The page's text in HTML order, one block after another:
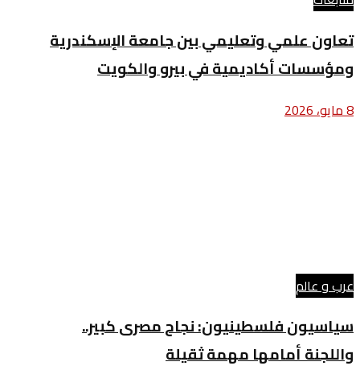
تعاون علمي وتعليمي بين جامعة الإسكندرية
ومؤسسات أكاديمية في بيرو والكويت
8 مايو، 2026
عرب و عالم
سياسيون فلسطينيون: نجاح مصرى كبير..
واللجنة أمامها مهمة ثقيلة